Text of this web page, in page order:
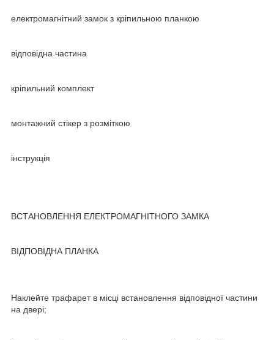
електромагнітний замок з кріпильною планкою
відповідна частина
кріпильний комплект
монтажний стікер з розміткою
інструкція
ВСТАНОВЛЕННЯ ЕЛЕКТРОМАГНІТНОГО ЗАМКА
ВІДПОВІДНА ПЛАНКА
Наклейте трафарет в місці встановлення відповідної частини
на двері;